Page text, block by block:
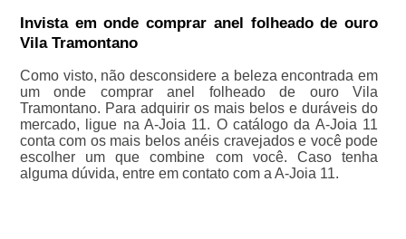
Invista em onde comprar anel folheado de ouro
Vila Tramontano
Como visto, não desconsidere a beleza encontrada em
um onde comprar anel folheado de ouro Vila
Tramontano. Para adquirir os mais belos e duráveis do
mercado, ligue na A-Joia 11. O catálogo da A-Joia 11
conta com os mais belos anéis cravejados e você pode
escolher um que combine com você. Caso tenha
alguma dúvida, entre em contato com a A-Joia 11.